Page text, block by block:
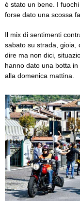
è stato un bene. I
forse dato una scossa
Il mix di sentimenti
sabato su strada, gioia,
dire ma non dici,
hanno dato una botta
alla domenica mattina.